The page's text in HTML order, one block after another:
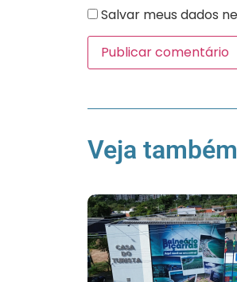
Salvar meus dados
Veja também